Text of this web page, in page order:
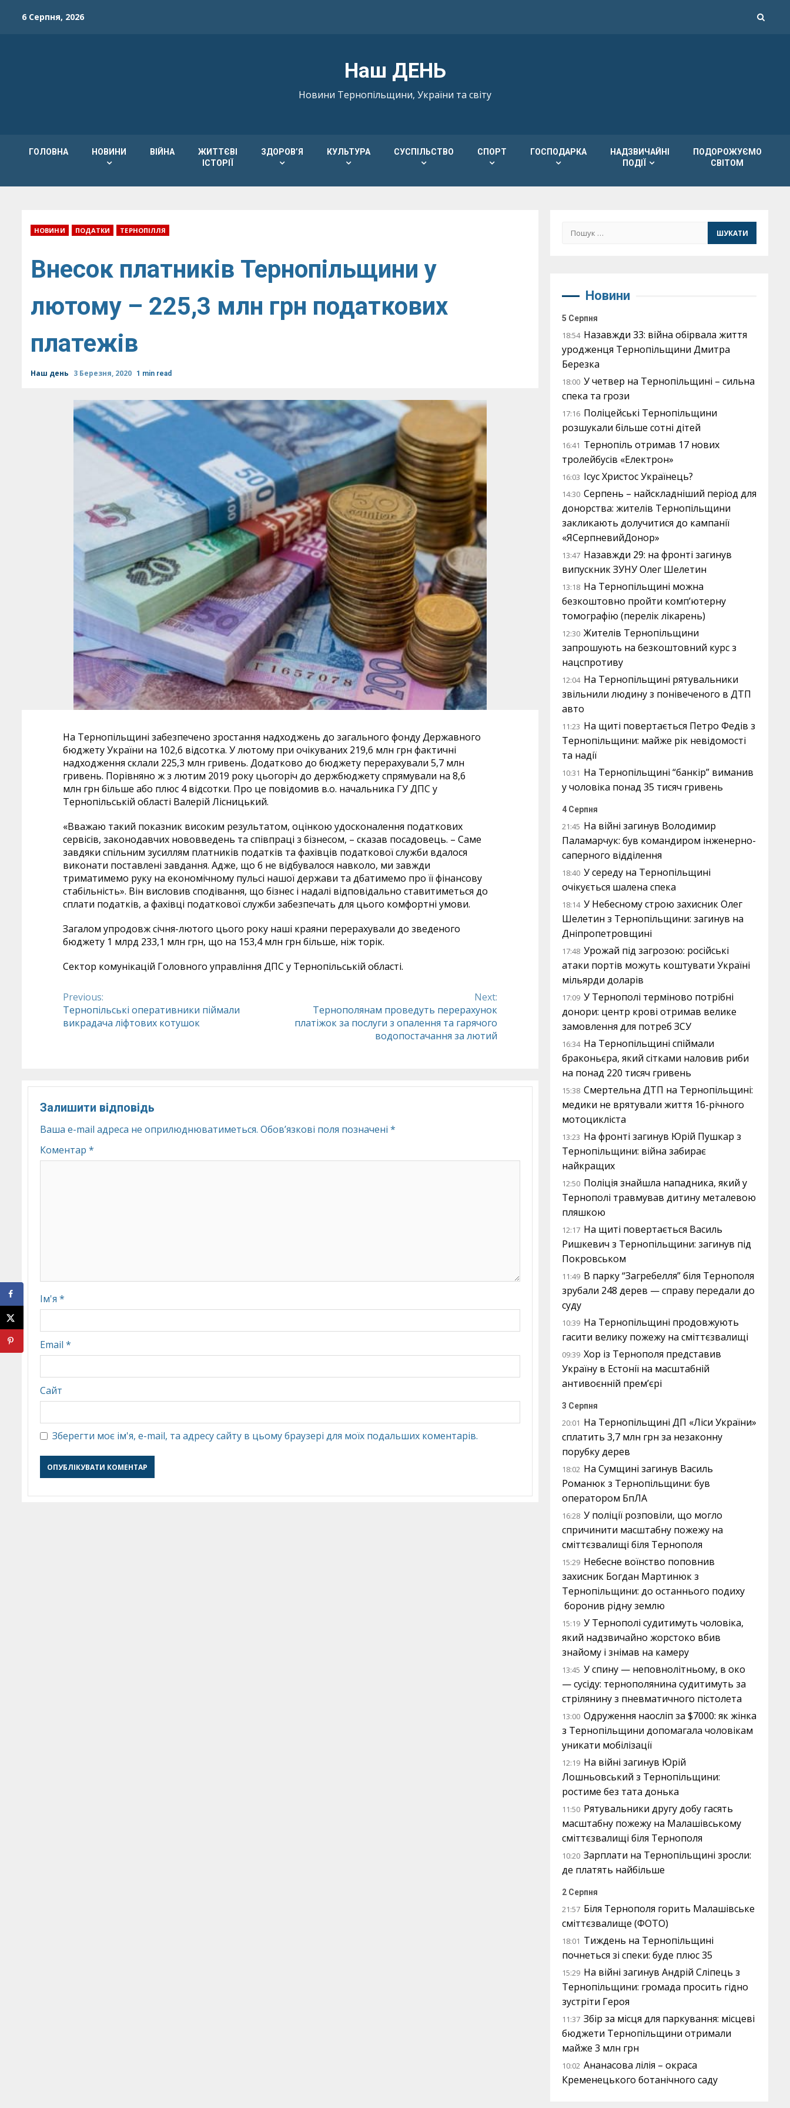
6 Серпня, 2026
Наш ДЕНЬ
Новини Тернопільщини, України та світу
ГОЛОВНА НОВИНИ ВІЙНА
ЖИТТЄВІ
ІСТОРІЇ
ЗДОРОВ’Я КУЛЬТУРА СУСПІЛЬСТВО СПОРТ ГОСПОДАРКА
НАДЗВИЧАЙНІ
ПОДІЇ
ПОДОРОЖУЄМО
СВІТОМ
НОВИНИ ПОДАТКИ ТЕРНОПІЛЛЯ
Внесок платників Тернопільщини у
лютому – 225,3 млн грн податкових
платежів
Наш день 3 Березня, 2020 1 min read
На Тернопільщині забезпечено зростання надходжень до загального фонду Державного
бюджету України на 102,6 відсотка. У лютому при очікуваних 219,6 млн грн фактичні
надходження склали 225,3 млн гривень. Додатково до бюджету перерахували 5,7 млн
гривень. Порівняно ж з лютим 2019 року цьогоріч до держбюджету спрямували на 8,6
млн грн більше або плюс 4 відсотки. Про це повідомив в.о. начальника ГУ ДПС у
Тернопільській області Валерій Лісницький.
«Вважаю такий показник високим результатом, оцінкою удосконалення податкових
сервісів, законодавчих нововведень та співпраці з бізнесом, – сказав посадовець. – Саме
завдяки спільним зусиллям платників податків та фахівців податкової служби вдалося
виконати поставлені завдання. Адже, що б не відбувалося навколо, ми завжди
триматимемо руку на економічному пульсі нашої держави та дбатимемо про її фінансову
стабільність». Він висловив сподівання, що бізнес і надалі відповідально ставитиметься до
сплати податків, а фахівці податкової служби забезпечать для цього комфортні умови.
Загалом упродовж січня-лютого цього року наші краяни перерахували до зведеного
бюджету 1 млрд 233,1 млн грн, що на 153,4 млн грн більше, ніж торік.
Сектор комунікацій Головного управління ДПС у Тернопільській області.
Continue
Reading
Previous:
Тернопільські оперативники піймали
викрадача ліфтових котушок
Next:
Тернополянам проведуть перерахунок
платіжок за послуги з опалення та гарячого
водопостачання за лютий
Залишити відповідь
Ваша e-mail адреса не оприлюднюватиметься. Обов’язкові поля позначені *
Коментар *
Ім'я *
Email *
Сайт
Зберегти моє ім'я, e-mail, та адресу сайту в цьому браузері для моїх подальших коментарів.
Пошук:
Новини
5 Серпня
18:54 Назавжди 33: війна обірвала життя
уродженця Тернопільщини Дмитра
Березка
18:00 У четвер на Тернопільщині – сильна
спека та грози
17:16 Поліцейські Тернопільщини
розшукали більше сотні дітей
16:41 Тернопіль отримав 17 нових
тролейбусів «Електрон»
16:03 Ісус Христос Українець?
14:30 Серпень – найскладніший період для
донорства: жителів Тернопільщини
закликають долучитися до кампанії
«ЯСерпневийДонор»
13:47 Назавжди 29: на фронті загинув
випускник ЗУНУ Олег Шелетин
13:18 На Тернопільщині можна
безкоштовно пройти комп’ютерну
томографію (перелік лікарень)
12:30 Жителів Тернопільщини
запрошують на безкоштовний курс з
нацспротиву
12:04 На Тернопільщині рятувальники
звільнили людину з понівеченого в ДТП
авто
11:23 На щиті повертається Петро Федів з
Тернопільщини: майже рік невідомості
та надії
10:31 На Тернопільщині “банкір” виманив
у чоловіка понад 35 тисяч гривень
4 Серпня
21:45 На війні загинув Володимир
Паламарчук: був командиром інженерно-
саперного відділення
18:40 У середу на Тернопільщині
очікується шалена спека
18:14 У Небесному строю захисник Олег
Шелетин з Тернопільщини: загинув на
Дніпропетровщині
17:48 Урожай під загрозою: російські
атаки портів можуть коштувати Україні
мільярди доларів
17:09 У Тернополі терміново потрібні
донори: центр крові отримав велике
замовлення для потреб ЗСУ
16:34 На Тернопільщині спіймали
браконьєра, який сітками наловив риби
на понад 220 тисяч гривень
15:38 Смертельна ДТП на Тернопільщині:
медики не врятували життя 16-річного
мотоцикліста
13:23 На фронті загинув Юрій Пушкар з
Тернопільщини: війна забирає
найкращих
12:50 Поліція знайшла нападника, який у
Тернополі травмував дитину металевою
пляшкою
12:17 На щиті повертається Василь
Ришкевич з Тернопільщини: загинув під
Покровськом
11:49 В парку “Загребелля” біля Тернополя
зрубали 248 дерев — справу передали до
суду
10:39 На Тернопільщині продовжують
гасити велику пожежу на сміттєзвалищі
09:39 Хор із Тернополя представив
Україну в Естонії на масштабній
антивоєнній прем’єрі
3 Серпня
20:01 На Тернопільщині ДП «Ліси України»
сплатить 3,7 млн грн за незаконну
порубку дерев
18:02 На Сумщині загинув Василь
Романюк з Тернопільщини: був
оператором БпЛА
16:28 У поліції розповіли, що могло
спричинити масштабну пожежу на
сміттєзвалищі біля Тернополя
15:29 Небесне воїнство поповнив
захисник Богдан Мартинюк з
Тернопільщини: до останнього подиху
боронив рідну землю
15:19 У Тернополі судитимуть чоловіка,
який надзвичайно жорстоко вбив
знайому і знімав на камеру
13:45 У спину — неповнолітньому, в око
— сусіду: тернополянина судитимуть за
стрілянину з пневматичного пістолета
13:00 Одруження наосліп за $7000: як жінка
з Тернопільщини допомагала чоловікам
уникати мобілізації
12:19 На війні загинув Юрій
Лошньовський з Тернопільщини:
ростиме без тата донька
11:50 Рятувальники другу добу гасять
масштабну пожежу на Малашівському
сміттєзвалищі біля Тернополя
10:20 Зарплати на Тернопільщині зросли:
де платять найбільше
2 Серпня
21:57 Біля Тернополя горить Малашівське
сміттєзвалище (ФОТО)
18:01 Тиждень на Тернопільщині
почнеться зі спеки: буде плюс 35
15:29 На війні загинув Андрій Сліпець з
Тернопільщини: громада просить гідно
зустріти Героя
11:37 Збір за місця для паркування: місцеві
бюджети Тернопільщини отримали
майже 3 млн грн
10:02 Ананасова лілія – окраса
Кременецького ботанічного саду